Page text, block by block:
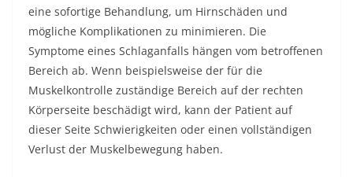
eine sofortige Behandlung, um Hirnschäden und
mögliche Komplikationen zu minimieren. Die
Symptome eines Schlaganfalls hängen vom betroffenen
Bereich ab. Wenn beispielsweise der für die
Muskelkontrolle zuständige Bereich auf der rechten
Körperseite beschädigt wird, kann der Patient auf
dieser Seite Schwierigkeiten oder einen vollständigen
Verlust der Muskelbewegung haben.